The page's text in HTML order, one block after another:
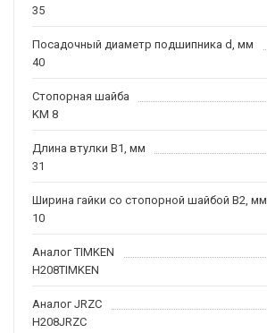
35
Посадочный диаметр подшипника d, мм
40
Стопорная шайба
KM 8
Длина втулки B1, мм
31
Ширина гайки со стопорной шайбой B2, мм
10
Аналог TIMKEN
H208TIMKEN
Аналог JRZC
H208JRZC